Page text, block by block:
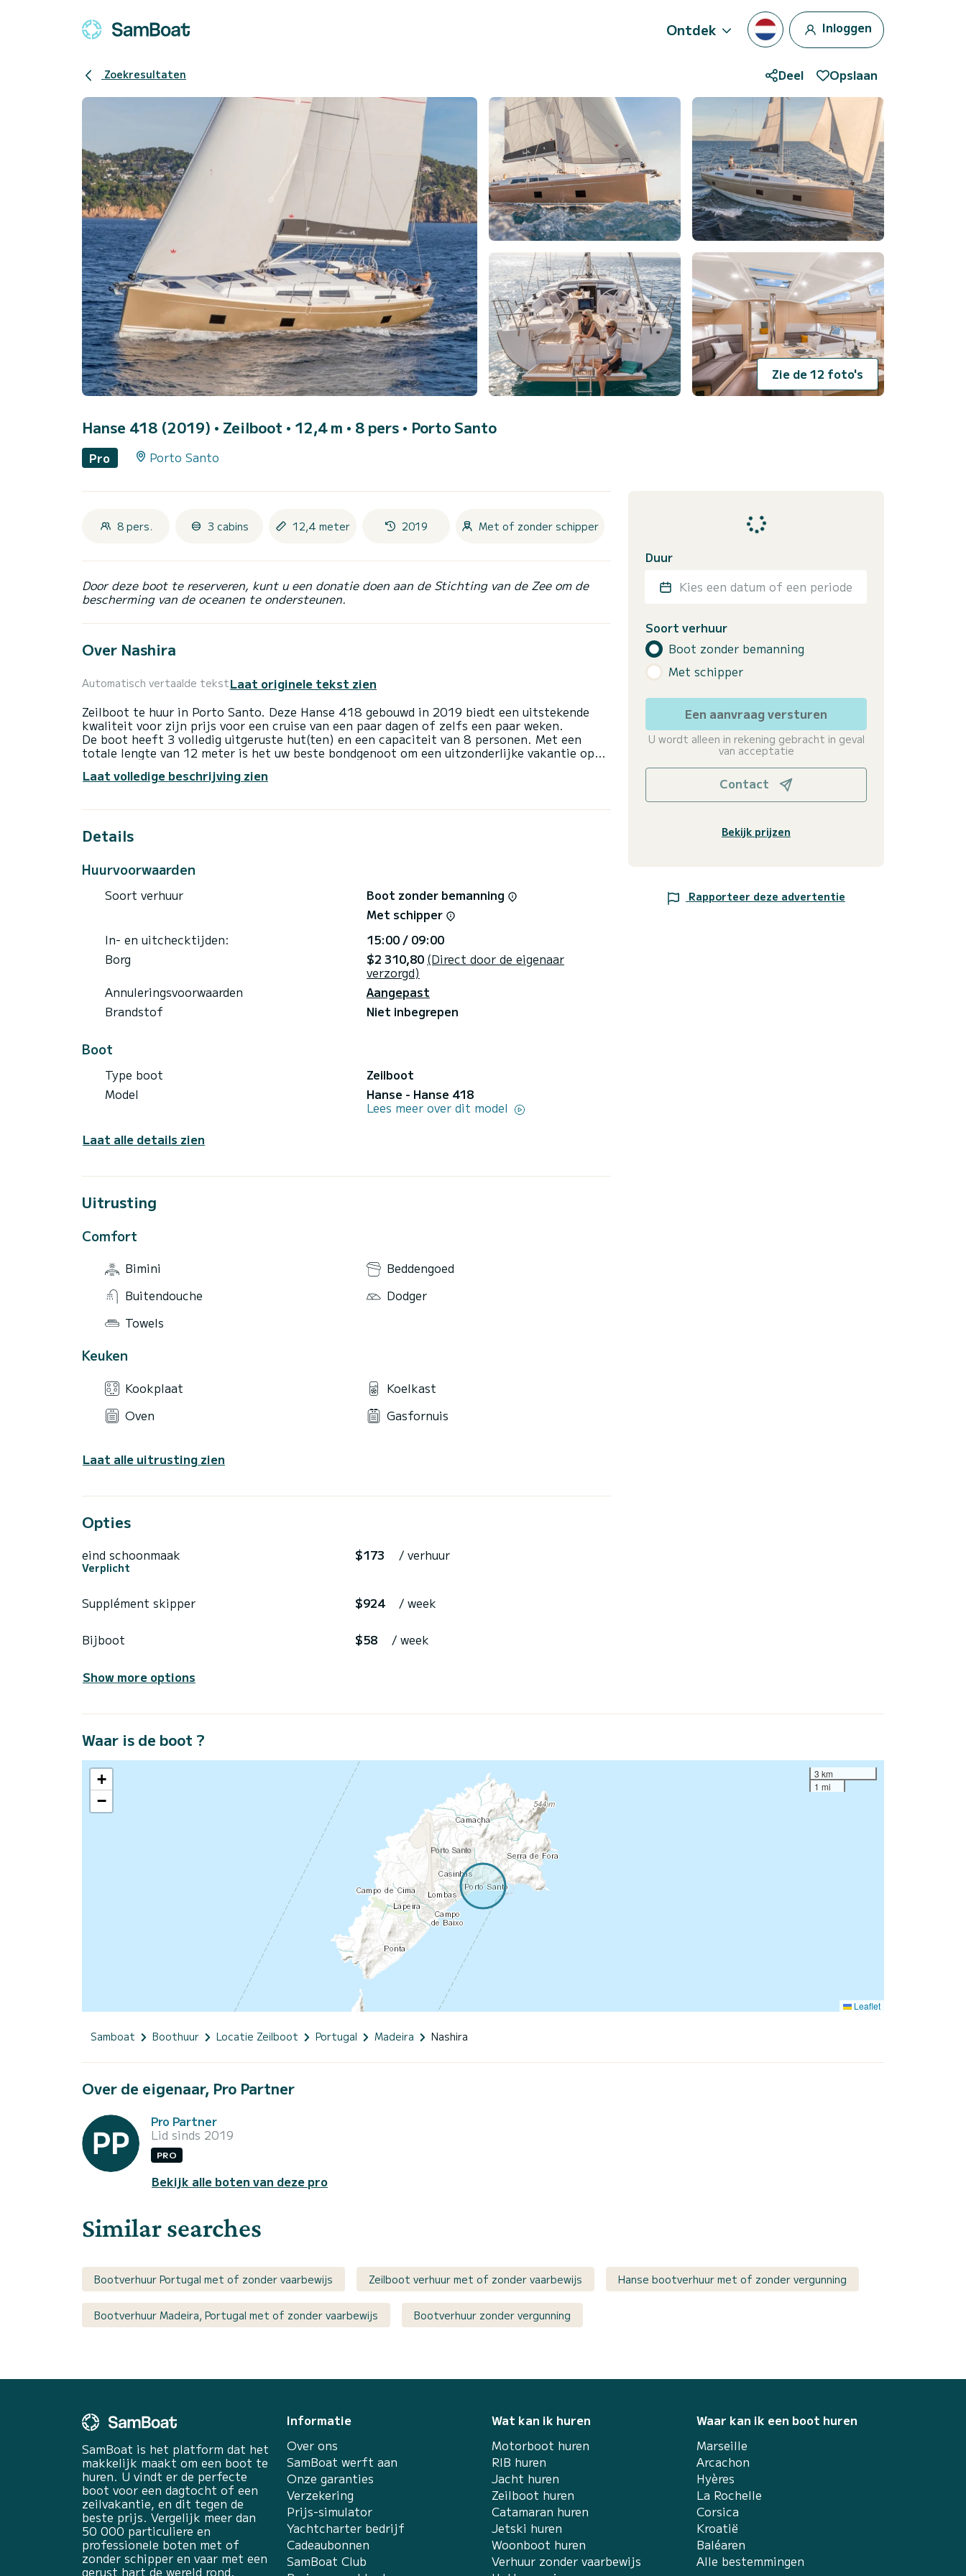
Ontdek Inloggen
Zoekresultaten Deel Opslaan
Zie de 12 foto's
Hanse 418 (2019) • Zeilboot • 12,4 m • 8 pers • Porto Santo
Pro Porto Santo
8 pers. 3 cabins 12,4 meter 2019 Met of zonder schipper
Door deze boot te reserveren, kunt u een donatie doen aan de Stichting van de Zee om de
bescherming van de oceanen te ondersteunen.
Over Nashira
Automatisch vertaalde tekstLaat originele tekst zien
Zeilboot te huur in Porto Santo. Deze Hanse 418 gebouwd in 2019 biedt een uitstekende
kwaliteit voor zijn prijs voor een cruise van een paar dagen of zelfs een paar weken.
De boot heeft 3 volledig uitgeruste hut(ten) en een capaciteit van 8 personen. Met een
totale lengte van 12 meter is het uw beste bondgenoot om een uitzonderlijke vakantie op
Deze Hanse 418 is uitgerust met 2 toiletten met een douche.
Als u vragen heeft over de boot of de chartervoorwaarden, kunt u een bericht sturen via het
Laat volledige beschrijving zien
Details
Huurvoorwaarden
Soort verhuur
Boot zonder bemanning
Met schipper
In- en uitchecktijden:
15:00 / 09:00
Borg
$2 310,80 (Direct door de eigenaar
verzorgd)
Annuleringsvoorwaarden
Aangepast
Brandstof
Niet inbegrepen
Boot
Type boot
Zeilboot
Model
Hanse - Hanse 418
Lees meer over dit model
Laat alle details zien
Uitrusting
Comfort
Bimini
Beddengoed
Buitendouche
Dodger
Towels
Keuken
Kookplaat
Koelkast
Oven
Gasfornuis
Laat alle uitrusting zien
Opties
eind schoonmaak
Verplicht
$173 / verhuur
Supplément skipper $924 / week
Bijboot $58 / week
Show more options
Duur
Kies een datum of een periode
Soort verhuur
Boot zonder bemanning
Met schipper
Een aanvraag versturen
U wordt alleen in rekening gebracht in geval
van acceptatie
Contact
Bekijk prijzen
Rapporteer deze advertentie
Waar is de boot ?
+
−
3 km
1 mi
Leaflet
Samboat Boothuur Locatie Zeilboot Portugal Madeira Nashira
Over de eigenaar, Pro Partner
Pro Partner
Lid sinds 2019
PRO
Bekijk alle boten van deze pro
Similar searches
Bootverhuur Portugal met of zonder vaarbewijs Zeilboot verhuur met of zonder vaarbewijs Hanse bootverhuur met of zonder vergunning
Bootverhuur Madeira, Portugal met of zonder vaarbewijs Bootverhuur zonder vergunning
SamBoat is het platform dat het
makkelijk maakt om een boot te
huren. U vindt er de perfecte
boot voor een dagtocht of een
zeilvakantie, en dit tegen de
beste prijs. Vergelijk meer dan
50 000 particuliere en
professionele boten met of
zonder schipper en vaar met een
gerust hart de wereld rond.
Informatie
Over ons
SamBoat werft aan
Onze garanties
Verzekering
Prijs-simulator
Yachtcharter bedrijf
Cadeaubonnen
SamBoat Club
Wat kan ik huren
Motorboot huren
RIB huren
Jacht huren
Zeilboot huren
Catamaran huren
Jetski huren
Woonboot huren
Verhuur zonder vaarbewijs
Waar kan ik een boot huren
Marseille
Arcachon
Hyères
La Rochelle
Corsica
Kroatië
Baléaren
Alle bestemmingen